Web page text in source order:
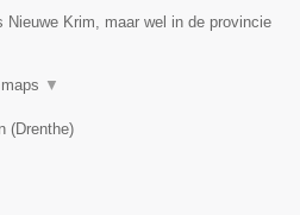
Nieuwe Krim, maar wel in de provincie
▼
(Drenthe)